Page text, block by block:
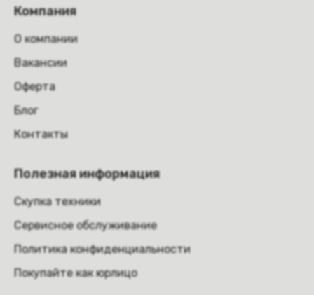
Компания
О компании
Вакансии
Оферта
Блог
Контакты
Полезная информация
Скупка техники
Сервисное обслуживание
Политика конфиденциальности
Покупайте как юрлицо